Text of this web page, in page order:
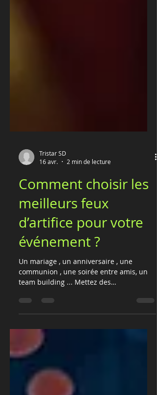
Tristar SD
16 avr.
2 min de lecture
Comment choisir les
meilleurs feux
d’artifice pour votre
événement ?
Un mariage , un anniversaire , une
team building ... Mettez des
scintillements dans les yeux de vos
multitude d’options disponibles, Tristar
SD vous donne quelques conseils
concrets pour vous aider à faire le bon
choix. Déterminez le type d’événement et